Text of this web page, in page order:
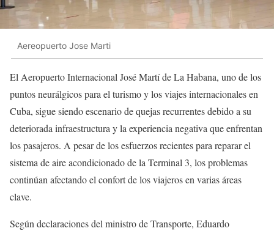
Aereopuerto Jose Marti
El Aeropuerto Internacional José Martí de La Habana, uno de los
puntos neurálgicos para el turismo y los viajes internacionales en
Cuba, sigue siendo escenario de quejas recurrentes debido a su
deteriorada infraestructura y la experiencia negativa que enfrentan
los pasajeros. A pesar de los esfuerzos recientes para reparar el
sistema de aire acondicionado de la Terminal 3, los problemas
continúan afectando el confort de los viajeros en varias áreas
clave.
Según declaraciones del ministro de Transporte, Eduardo